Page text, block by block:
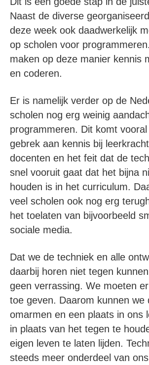
Naast de diverse
deze week ook daadwerkelijk
op scholen voor
maken op deze manier kennis
en coderen.
Er is namelijk verder op de
scholen nog erg weinig
programmeren. Dit komt
gebrek aan kennis bij
docenten en het feit dat de
snel vooruit gaat dat het bijna
houden is in het curriculum.
veel scholen ook nog erg
het toelaten van bijvoorbeeld
sociale media.
Dat we de techniek en alle
daarbij horen niet tegen
geen verrassing. We moeten
toe geven. Daarom kunnen we
omarmen en een plaats in ons
in plaats van het tegen te
eigen leven te laten lijden.
steeds meer onderdeel van